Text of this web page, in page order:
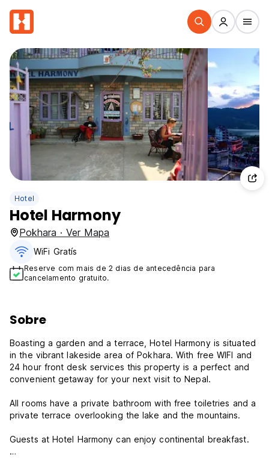
Hotel
Hotel Harmony
Pokhara · Ver Mapa
WiFi Gratís
Reserve com mais de 2 dias de antecedência para
cancelamento gratuito.
Sobre
Boasting a garden and a terrace, Hotel Harmony is situated
in the vibrant lakeside area of Pokhara. With free WIFI and
24 hour front desk services this property is a perfect and
convenient getaway for your next visit to Nepal.
All rooms have a private bathroom with free toiletries and a
private terrace overlooking the lake and the mountains.
Guests at Hotel Harmony can enjoy continental breakfast.